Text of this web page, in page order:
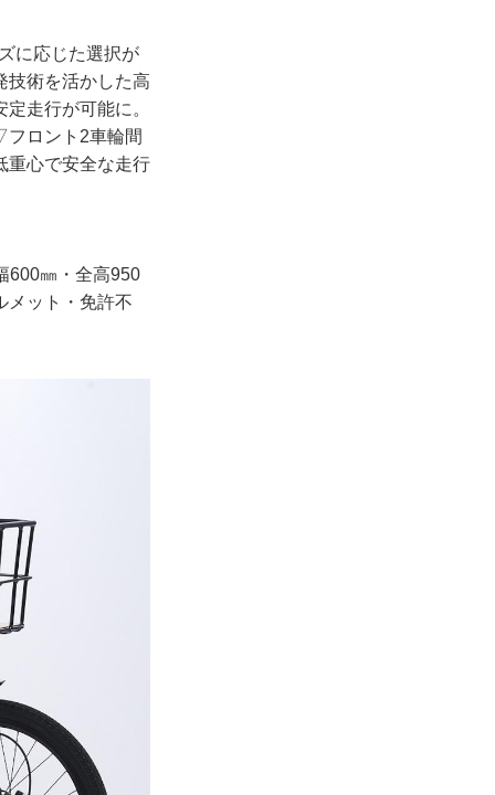
に応じた選択が
技術を活かした高
走行が可能に。
ロント2車輪間
重心で安全な走行
600㎜・全高950
ット・免許不